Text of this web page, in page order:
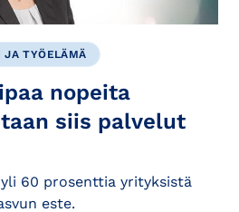
JA TYÖELÄMÄ
nopeita
siis palvelut
60 prosenttia yrityksistä
este.